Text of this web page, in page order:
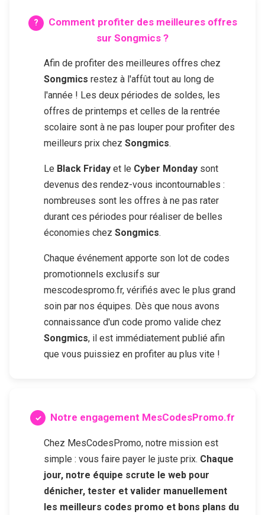
Comment profiter des meilleures offres
sur Songmics ?
Afin de profiter des meilleures offres chez
Songmics restez à l'affût tout au long de
l'année ! Les deux périodes de soldes, les
offres de printemps et celles de la rentrée
scolaire sont à ne pas louper pour profiter des
meilleurs prix chez Songmics.
Le Black Friday et le Cyber Monday sont
devenus des rendez-vous incontournables :
nombreuses sont les offres à ne pas rater
durant ces périodes pour réaliser de belles
économies chez Songmics.
Chaque événement apporte son lot de codes
promotionnels exclusifs sur
mescodespromo.fr, vérifiés avec le plus grand
soin par nos équipes. Dès que nous avons
connaissance d'un code promo valide chez
Songmics, il est immédiatement publié afin
que vous puissiez en profiter au plus vite !
Notre engagement MesCodesPromo.fr
Chez MesCodesPromo, notre mission est
simple : vous faire payer le juste prix. Chaque
jour, notre équipe scrute le web pour
dénicher, tester et valider manuellement
les meilleurs codes promo et bons plans du